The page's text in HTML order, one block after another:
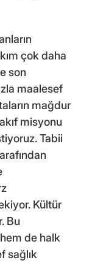
çok daha
son
maalesef
mağdur
misyonu
Tabii
Kültür
Bu
hem de halk
sağlık